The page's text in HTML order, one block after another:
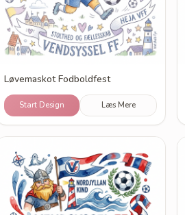
Løvemaskot Fodboldfest
Start Design Læs Mere